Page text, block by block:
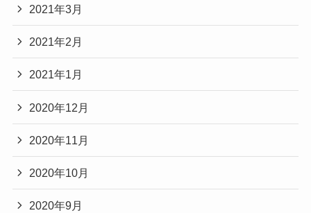
2021年3月
2021年2月
2021年1月
2020年12月
2020年11月
2020年10月
2020年9月